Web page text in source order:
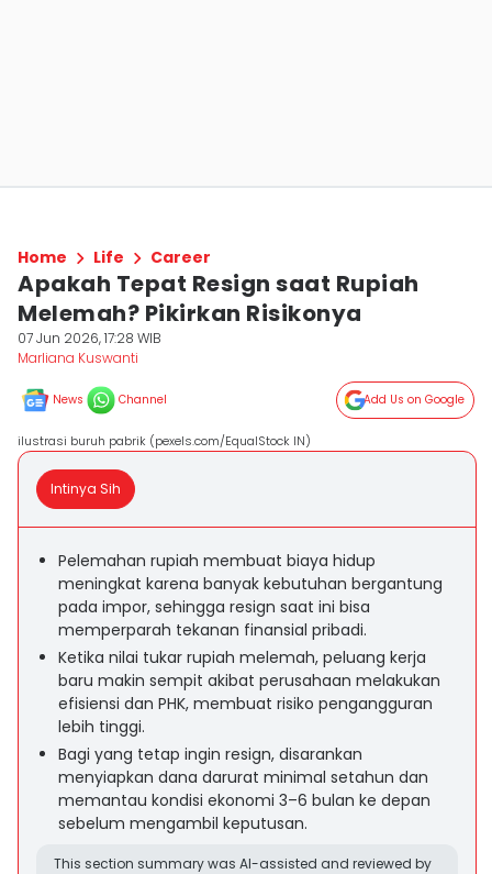
Home Life Career
Apakah Tepat Resign saat Rupiah
Melemah? Pikirkan Risikonya
07 Jun 2026, 17:28 WIB
Marliana Kuswanti
News Channel Add Us on Google
ilustrasi buruh pabrik (pexels.com/EqualStock IN)
Intinya Sih
Pelemahan rupiah membuat biaya hidup
meningkat karena banyak kebutuhan bergantung
pada impor, sehingga resign saat ini bisa
memperparah tekanan finansial pribadi.
Ketika nilai tukar rupiah melemah, peluang kerja
baru makin sempit akibat perusahaan melakukan
efisiensi dan PHK, membuat risiko pengangguran
lebih tinggi.
Bagi yang tetap ingin resign, disarankan
menyiapkan dana darurat minimal setahun dan
memantau kondisi ekonomi 3–6 bulan ke depan
sebelum mengambil keputusan.
This section summary was AI-assisted and reviewed by